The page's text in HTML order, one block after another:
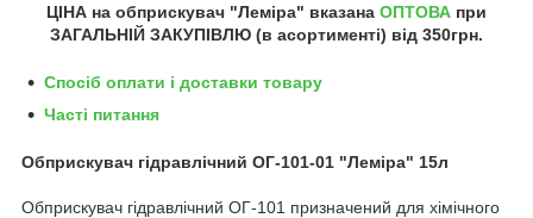
ЦІНА на обприскувач "Леміра" вказана ОПТОВА при
ЗАГАЛЬНІЙ ЗАКУПІВЛЮ (в асортименті) від 350грн.
Спосіб оплати і доставки товару
Часті питання
Обприскувач гідравлічний ОГ-101-01 "Леміра" 15л
Обприскувач гідравлічний ОГ-101 призначений для хімічного